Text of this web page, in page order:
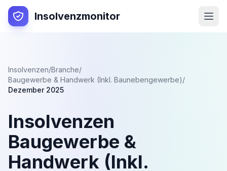
Insolvenzmonitor
Insolvenzen/Branche/
Baugewerbe & Handwerk (Inkl. Baunebengewerbe)/
Dezember 2025
Insolvenzen
Baugewerbe &
Handwerk (Inkl.